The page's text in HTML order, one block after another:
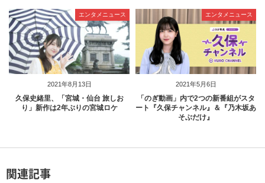
2021年8月13日
エンタメニュース
久保史緒里、「宮城・仙台 旅しお
り」新作は2年ぶりの宮城ロケ
2021年5月6日
エンタメニュース
「のぎ動画」内で2つの新番組がスタ
ート『久保チャンネル』＆『乃木坂あ
そぶだけ』
関連記事